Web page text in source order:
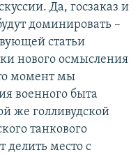
Да, госзаказ и
доминировать –
статьи
нового осмысления
момент мы
военного быта
же голливудской
танкового
делить место с